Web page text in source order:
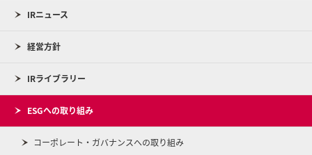
IRニュース
経営方針
IRライブラリー
ESGへの取り組み
コーポレート・ガバナンスへの取り組み